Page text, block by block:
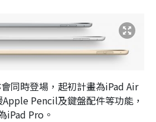
同時登場，起初計畫為iPad Air
Pencil及鍵盤配件等功能，
iPad Pro。